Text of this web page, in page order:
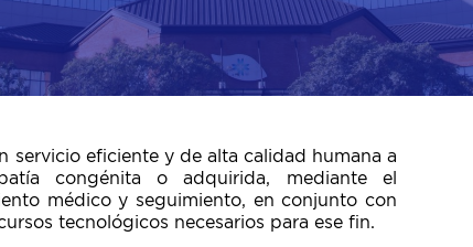
servicio eficiente y de alta calidad humana a
congénita o adquirida, mediante el
médico y seguimiento, en conjunto con
tecnológicos necesarios para ese fin.